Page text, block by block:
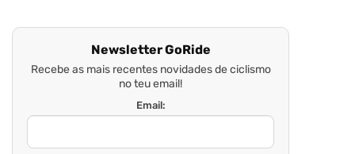
Newsletter GoRide
Recebe as mais recentes novidades de ciclismo
no teu email!
Email: